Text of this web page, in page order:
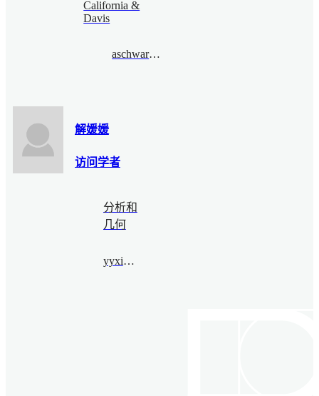
California &
Davis
aschwarz@gmail.com
解媛媛
访问学者
分析和
几何
yyxiemath@163.com